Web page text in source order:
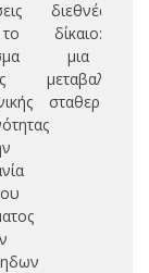
διεθνές
δίκαιο:
μια
σταθερά